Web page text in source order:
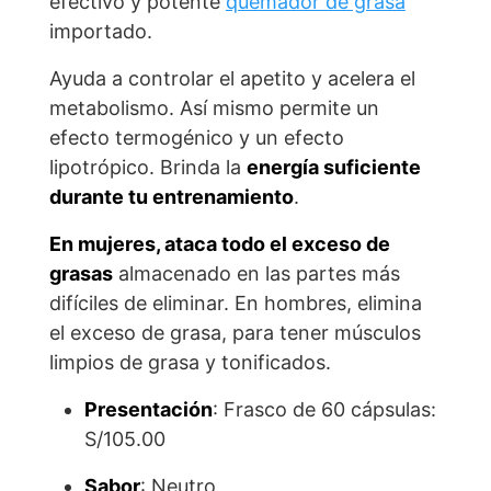
importado.
Ayuda a controlar el apetito y acelera el
metabolismo. Así mismo permite un
efecto termogénico y un efecto
lipotrópico. Brinda la energía suficiente
durante tu entrenamiento.
En mujeres, ataca todo el exceso de
grasasalmacenado en las partes más
difíciles de eliminar. En hombres, elimina
el exceso de grasa, para tener músculos
limpios de grasa y tonificados.
Presentación: Frasco de 60 cápsulas:
S/105.00
Sabor: Neutro